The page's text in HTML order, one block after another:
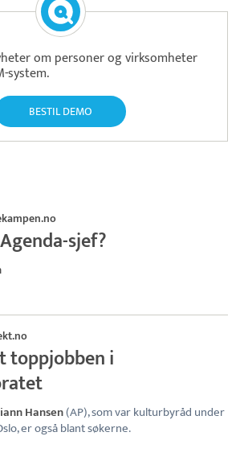
om personer og virksomheter
system.
BESTIL DEMO
sjef?
toppjobben i
Hansen(AP), som var kulturbyråd under
er også blant søkerne.